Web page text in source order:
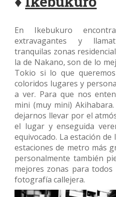
En Ikebukuro
extravagantes y
tranquilas zonas
la de Nakano, son de lo
Tokio si lo que
coloridos lugares y
a ver. Para que nos
mini (muy mini)
dejarnos llevar por el
el lugar y enseguida
equivocado. La estación
estaciones de metro más
personalmente también
mejores zonas para
fotografía callejera.